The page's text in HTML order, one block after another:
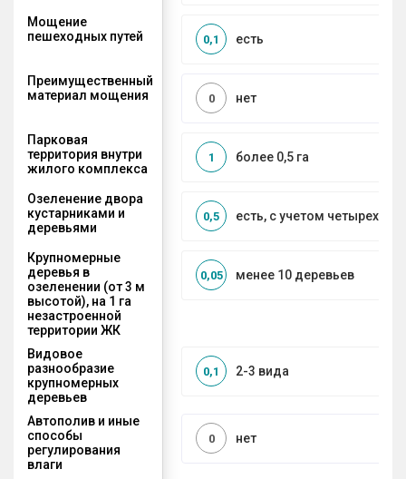
Мощение
пешеходных путей
есть
0,1
Преимущественный
материал мощения
нет
0
Парковая
территория внутри
жилого комплекса
более 0,5 га
1
Озеленение двора
кустарниками и
деревьями
есть, с учетом четырех
0,5
Крупномерные
деревья в
озеленении (от 3 м
высотой), на 1 га
незастроенной
территории ЖК
менее 10 деревьев
0,05
Видовое
разнообразие
крупномерных
деревьев
2-3 вида
0,1
Автополив и иные
способы
регулирования
влаги
нет
0